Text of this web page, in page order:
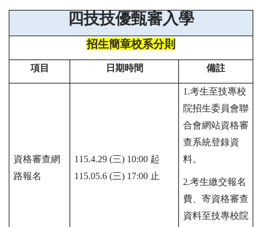
四技技優甄審入學
招生簡章校系分則
項目 日期時間 備註
資格審查網
路報名
115.4.29 (三) 10:00 起
115.05.6 (三) 17:00 止
1.考生至技專校
院招生委員會聯
合會網站資格審
查系統登錄資
料。
2.考生繳交報名
費、寄資格審查
資料至技專校院